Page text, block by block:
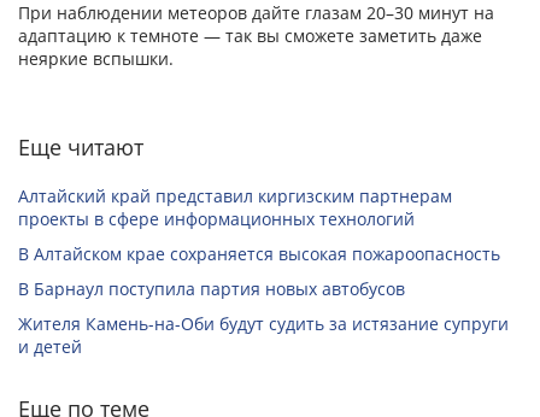
При наблюдении метеоров дайте глазам 20–30 минут на
адаптацию к темноте — так вы сможете заметить даже
неяркие вспышки.
Еще читают
Алтайский край представил киргизским партнерам
проекты в сфере информационных технологий
В Алтайском крае сохраняется высокая пожароопасность
В Барнаул поступила партия новых автобусов
Жителя Камень-на-Оби будут судить за истязание супруги
и детей
Еще по теме